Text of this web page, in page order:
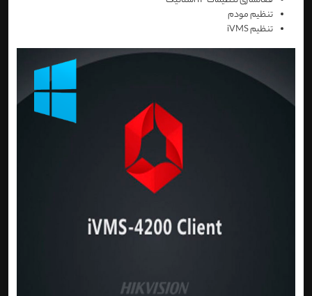
تنظیم مودم
تنظیم iVMS